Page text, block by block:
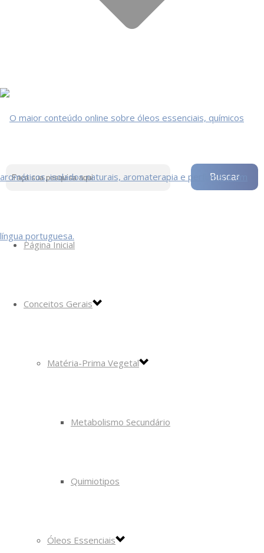
Página Inicial
Conceitos Gerais
Matéria-Prima Vegetal
Metabolismo Secundário
Quimiotipos
Óleos Essenciais